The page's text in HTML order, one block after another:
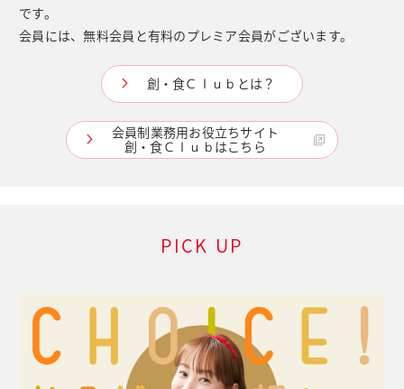
です。
会員には、無料会員と有料のプレミア会員がございます。
創・食Ｃｌｕｂとは？
会員制業務用お役立ちサイト
創・食Ｃｌｕｂはこちら
PICK UP